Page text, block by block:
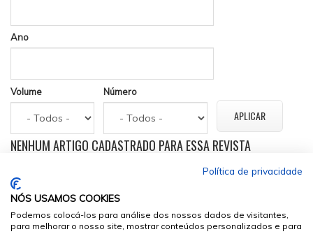
Ano
Volume Número
NENHUM ARTIGO CADASTRADO PARA ESSA REVISTA
Política de privacidade
NÓS USAMOS COOKIES
Podemos colocá-los para análise dos nossos dados de visitantes,
para melhorar o nosso site, mostrar conteúdos personalizados e para